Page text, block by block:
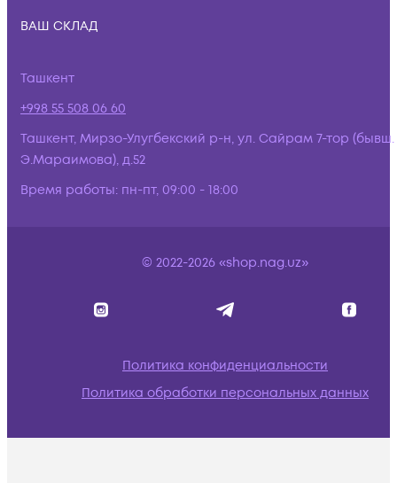
ВАШ СКЛАД
Ташкент
+998 55 508 06 60
Ташкент, Мирзо-Улугбекский р-н, ул. Сайрам 7-тор (бывш.
Э.Мараимова), д.52
Время работы: пн-пт, 09:00 - 18:00
© 2022-2026 «shop.nag.uz»
Политика конфиденциальности
Политика обработки персональных данных